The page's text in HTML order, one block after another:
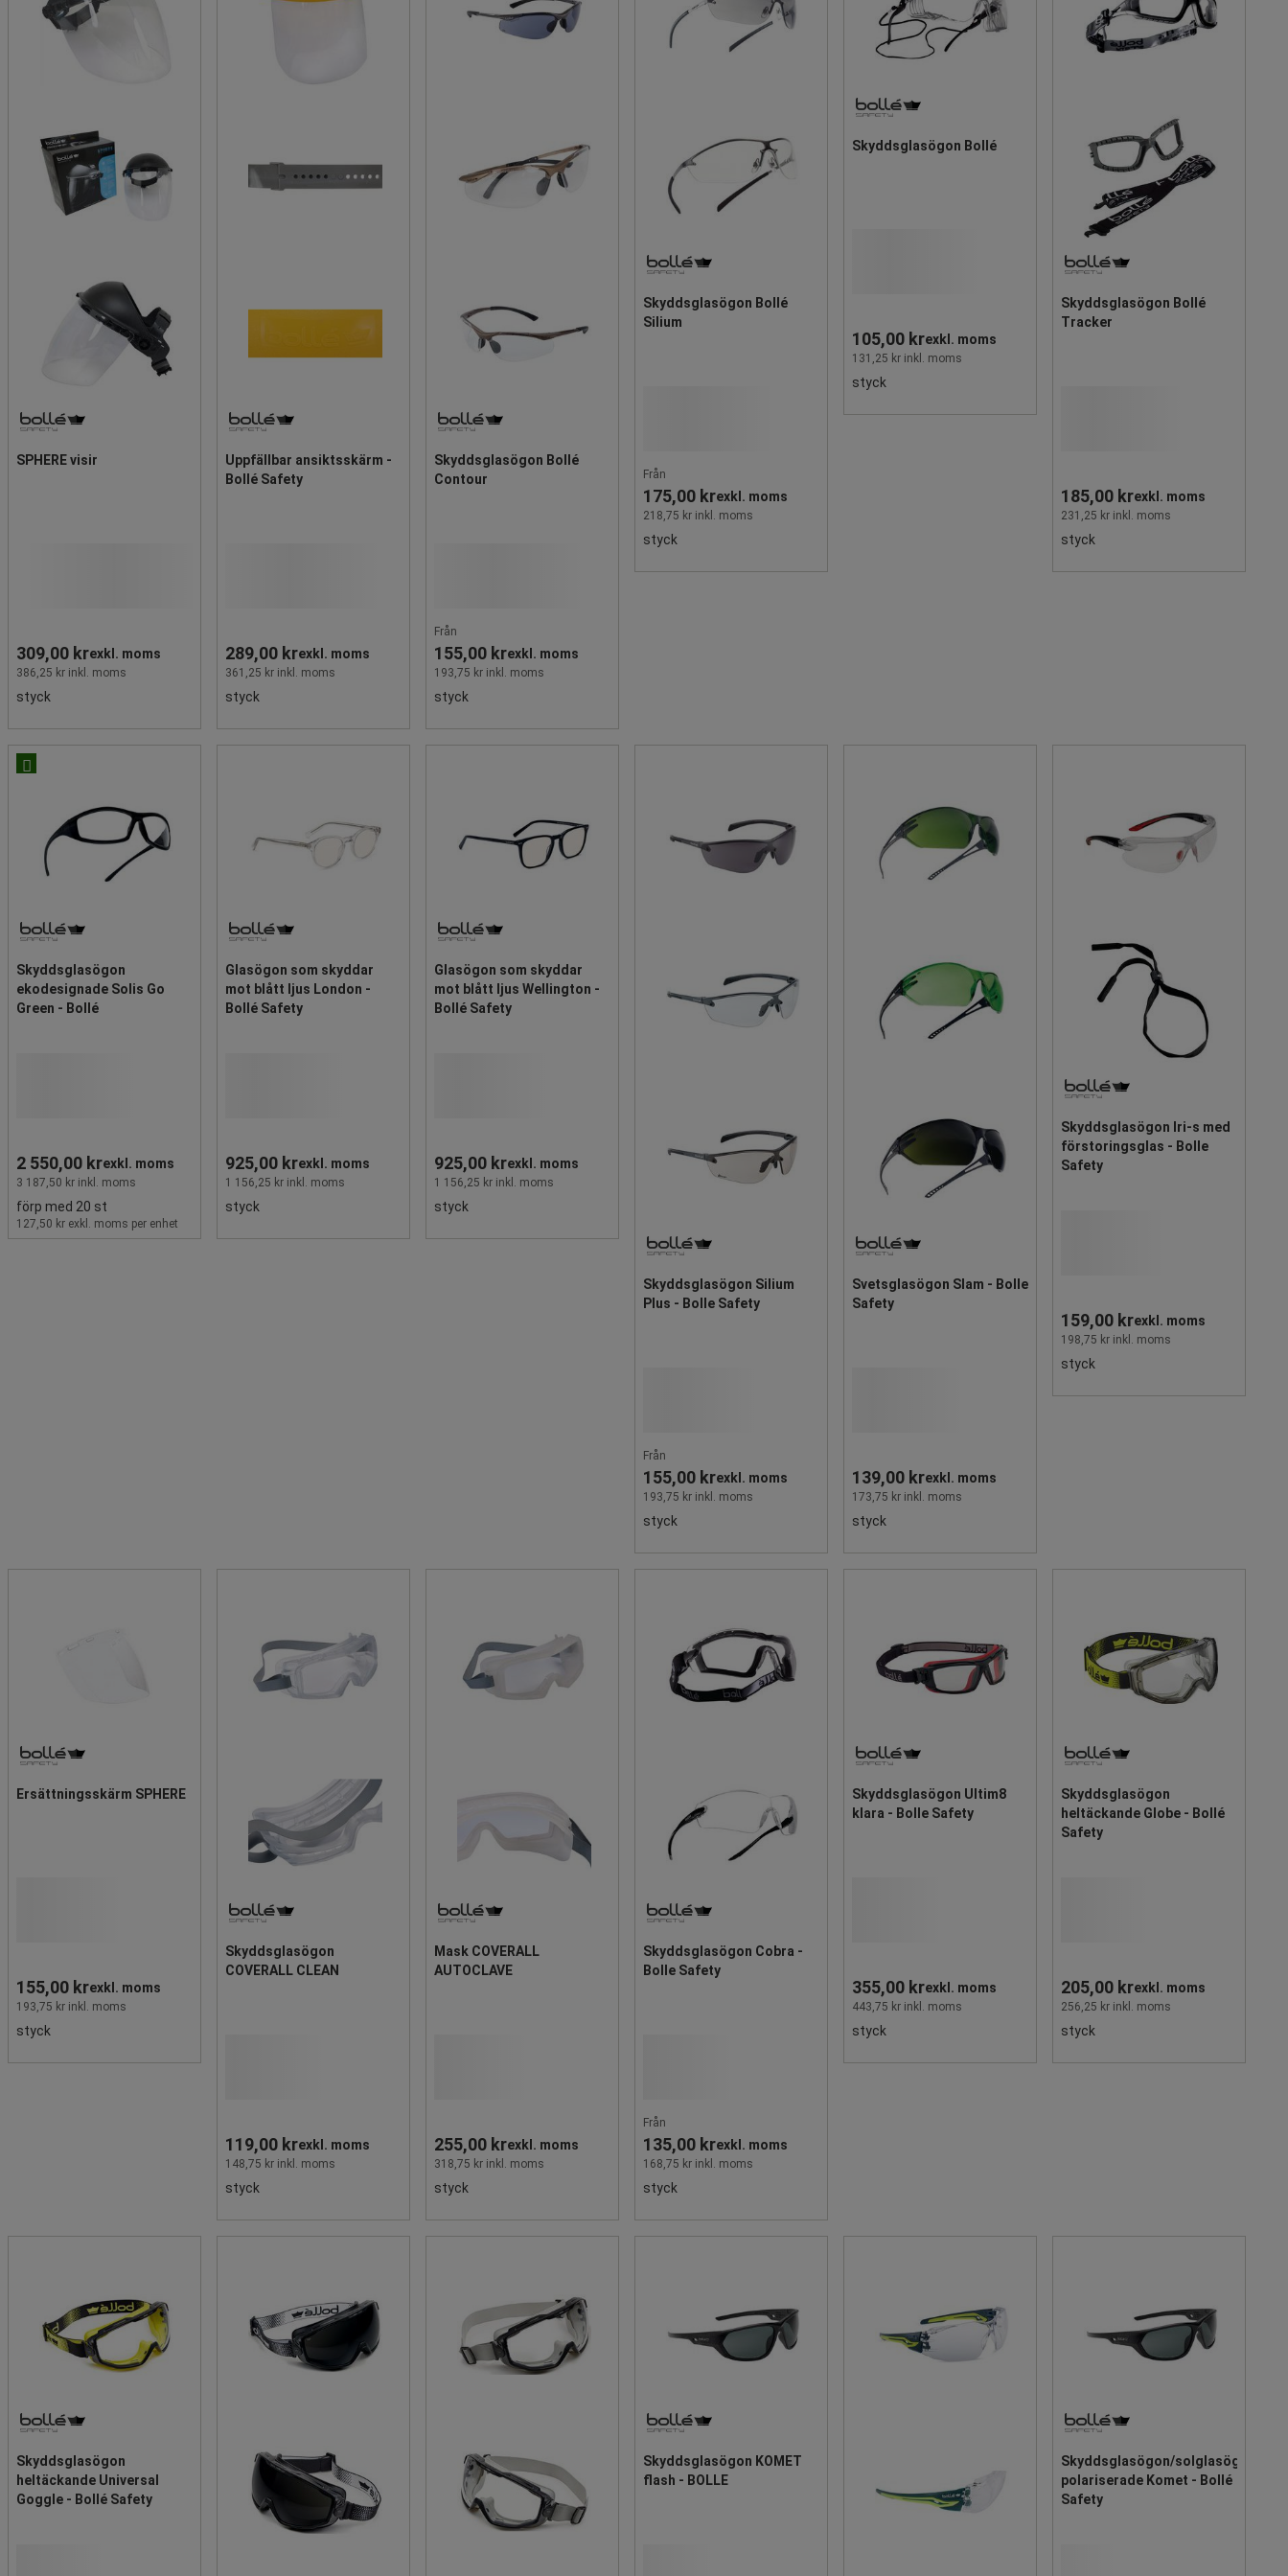
SPHERE visir
309,00 krexkl. moms
386,25 kr inkl. moms
styck
Uppfällbar ansiktsskärm -
Bollé Safety
289,00 krexkl. moms
361,25 kr inkl. moms
styck
Skyddsglasögon Bollé
Contour
Från
155,00 krexkl. moms
193,75 kr inkl. moms
styck
Skyddsglasögon Bollé
Silium
Från
175,00 krexkl. moms
218,75 kr inkl. moms
styck
Skyddsglasögon Bollé
105,00 krexkl. moms
131,25 kr inkl. moms
styck
Skyddsglasögon Bollé
Tracker
185,00 krexkl. moms
231,25 kr inkl. moms
styck
Skyddsglasögon
ekodesignade Solis Go
Green - Bollé
2 550,00 krexkl. moms
3 187,50 kr inkl. moms
förp med 20 st
127,50 kr exkl. moms per enhet
Glasögon som skyddar
mot blått ljus London -
Bollé Safety
925,00 krexkl. moms
1 156,25 kr inkl. moms
styck
Glasögon som skyddar
mot blått ljus Wellington -
Bollé Safety
925,00 krexkl. moms
1 156,25 kr inkl. moms
styck
Skyddsglasögon Silium
Plus - Bolle Safety
Från
155,00 krexkl. moms
193,75 kr inkl. moms
styck
Svetsglasögon Slam - Bolle
Safety
139,00 krexkl. moms
173,75 kr inkl. moms
styck
Skyddsglasögon Iri-s med
förstoringsglas - Bolle
Safety
159,00 krexkl. moms
198,75 kr inkl. moms
styck
Ersättningsskärm SPHERE
155,00 krexkl. moms
193,75 kr inkl. moms
styck
Skyddsglasögon
COVERALL CLEAN
119,00 krexkl. moms
148,75 kr inkl. moms
styck
Mask COVERALL
AUTOCLAVE
255,00 krexkl. moms
318,75 kr inkl. moms
styck
Skyddsglasögon Cobra -
Bolle Safety
Från
135,00 krexkl. moms
168,75 kr inkl. moms
styck
Skyddsglasögon Ultim8
klara - Bolle Safety
355,00 krexkl. moms
443,75 kr inkl. moms
styck
Skyddsglasögon
heltäckande Globe - Bollé
Safety
205,00 krexkl. moms
256,25 kr inkl. moms
styck
Skyddsglasögon
heltäckande Universal
Goggle - Bollé Safety
Skyddsglasögon KOMET
flash - BOLLE
Skyddsglasögon/solglasögon
polariserade Komet - Bollé
Safety